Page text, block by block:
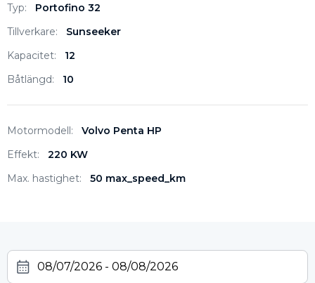
Typ:
Portofino 32
Tillverkare:
Sunseeker
Kapacitet:
12
Båtlängd:
10
Motormodell:
Volvo Penta HP
Effekt:
220 KW
Max. hastighet:
50 max_speed_km